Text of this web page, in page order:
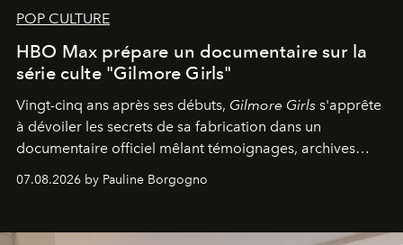
POP CULTURE
HBO Max prépare un documentaire sur la
série culte "Gilmore Girls"
Vingt-cinq ans après ses débuts, Gilmore Girls s'apprête
à dévoiler les secrets de sa fabrication dans un
documentaire officiel mêlant témoignages, archives
inédites et plongée dans les coulisses d'un phénomène
générationnel.
07.08.2026 by Pauline Borgogno